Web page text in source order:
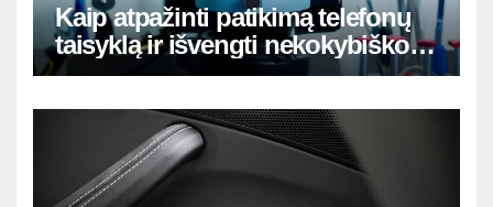
Kaip atpažinti patikimą telefonų
taisyklą ir išvengti nekokybiško
remonto